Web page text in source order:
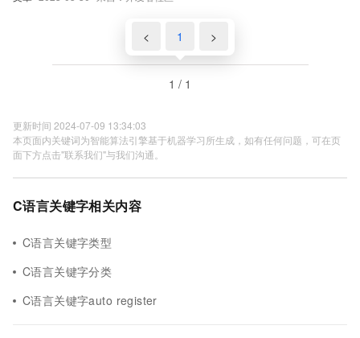
< 1 >
1 / 1
更新时间 2024-07-09 13:34:03
本页面内关键词为智能算法引擎基于机器学习所生成，如有任何问题，可在页
面下方点击"联系我们"与我们沟通。
C语言关键字相关内容
C语言关键字类型
C语言关键字分类
C语言关键字auto register